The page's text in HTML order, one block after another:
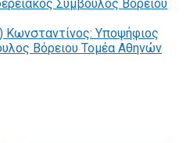
Σύμβουλος Βόρειου
Κωνσταντίνος: Υποψήφιος
Βόρειου Τομέα Αθηνών